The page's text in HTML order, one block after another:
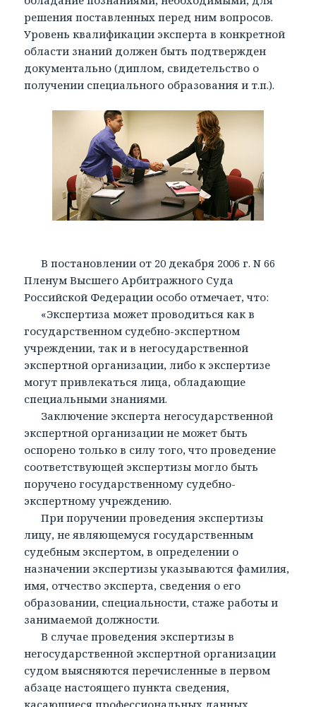
решения поставленных перед ним вопросов.
Уровень квалификации эксперта в конкретной
области знаний должен быть подтвержден
документально (диплом, свидетельство о
получении специального образования и т.п.).
В постановлении от 20 декабря 2006 г. N 66
Пленум Высшего Арбитражного Суда
Российской Федерации особо отмечает, что:
«Экспертиза может проводиться как в
государственном судебно-экспертном
учреждении, так и в негосударственной
экспертной организации, либо к экспертизе
могут привлекаться лица, обладающие
специальными знаниями.
Заключение эксперта негосударственной
экспертной организации не может быть
оспорено только в силу того, что проведение
соответствующей экспертизы могло быть
поручено государственному судебно-
экспертному учреждению.
При поручении проведения экспертизы
лицу, не являющемуся государственным
судебным экспертом, в определении о
назначении экспертизы указываются фамилия,
имя, отчество эксперта, сведения о его
образовании, специальности, стаже работы и
занимаемой должности.
В случае проведения экспертизы в
негосударственной экспертной организации
судом выясняются перечисленные в первом
абзаце настоящего пункта сведения,